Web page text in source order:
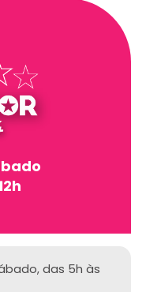
das 5h às